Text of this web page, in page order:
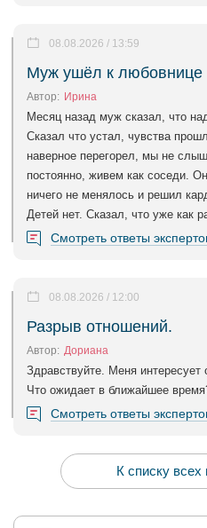
Муж ушёл к любовнице
08.08.2026 / 13:59
Автор: Ирина
Месяц назад муж сказал, что
Сказал что устал, чувства
наверное перегорел, мы не
постоянно, живем как соседи.
ничего не менялось и решил
Детей нет. Сказал, что уже как
Смотреть ответы
Разрыв отношений.
08.08.2026 / 12:00
Автор: Дориана
Здравствуйте. Меня
Что ожидает в ближайшее
Смотреть ответы
К списку всех